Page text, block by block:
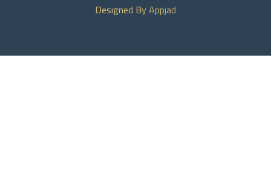
Designed ByAppjad